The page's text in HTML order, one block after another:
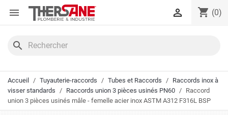
Panneau de gestion des cookies
 shopping_cart (0)

search
Accueil Tuyauterie-raccords Tubes et Raccords
Raccords inox à
visser standards
Raccords union 3 pièces usinés PN60
Raccord
union 3 pièces usinés mâle - femelle acier inox ASTM A312 F316L BSP